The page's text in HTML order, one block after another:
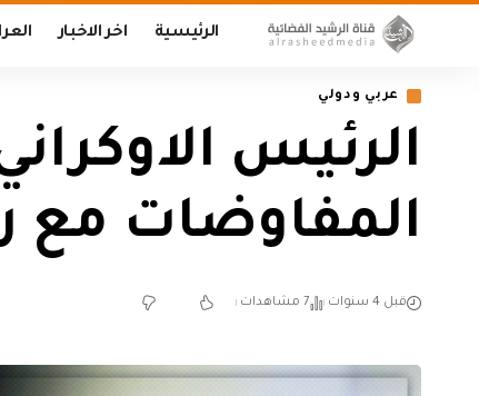
الرئيسية اخر الاخبار
عربي ودولي
الرئيس
المفاوضات مع
قبل 4 سنوات 7 مشاهدات